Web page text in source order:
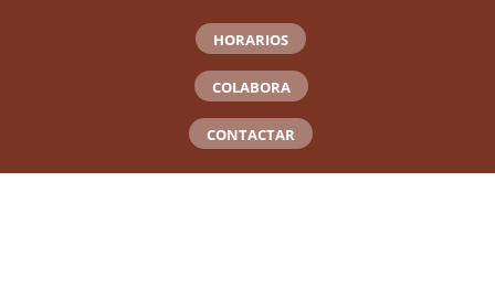
HORARIOS
COLABORA
CONTACTAR